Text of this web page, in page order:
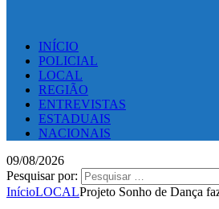
INÍCIO
POLICIAL
LOCAL
REGIÃO
ENTREVISTAS
ESTADUAIS
NACIONAIS
09/08/2026
Pesquisar por:
InícioLOCALProjeto Sonho de Dança